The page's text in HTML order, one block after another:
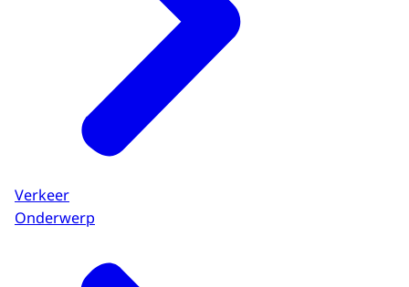
Verkeer
Onderwerp